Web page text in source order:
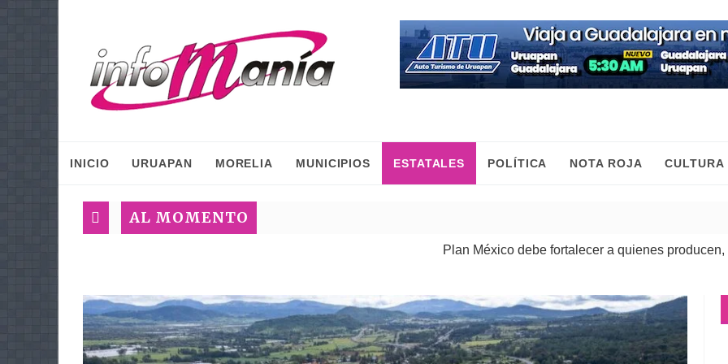
INICIO URUAPAN MORELIA MUNICIPIOS ESTATALES POLÍTICA NOTA ROJA CULTURA
AL MOMENTO
Plan México debe fortalecer a quienes producen,